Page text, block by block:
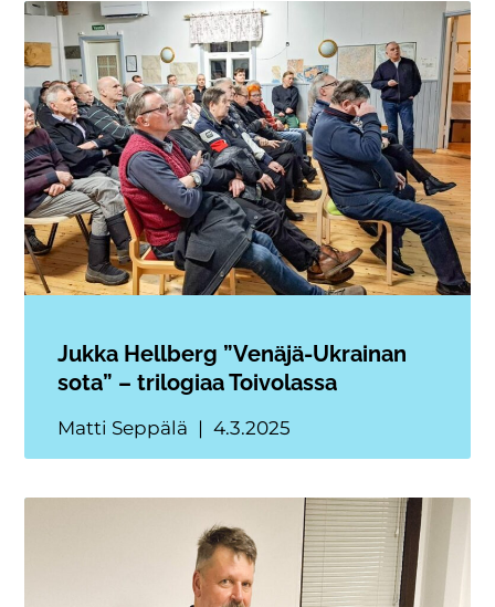
Jukka Hellberg ”Venäjä-Ukrainan
sota” – trilogiaa Toivolassa
Matti Seppälä 4.3.2025